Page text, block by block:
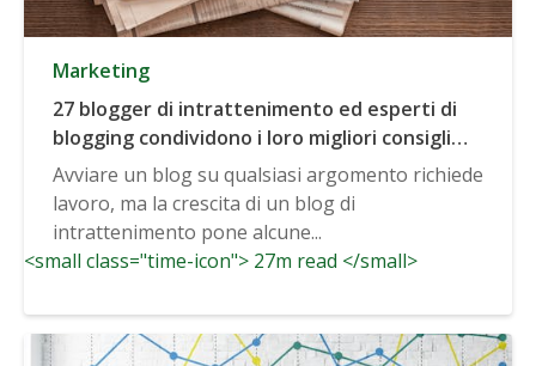
Marketing
27 blogger di intrattenimento ed esperti di
blogging condividono i loro migliori consigli
per far crescere un blog di intrattenimento
Avviare un blog su qualsiasi argomento richiede
lavoro, ma la crescita di un blog di
intrattenimento pone alcune...
<small class="time-icon"> 27m read </small>